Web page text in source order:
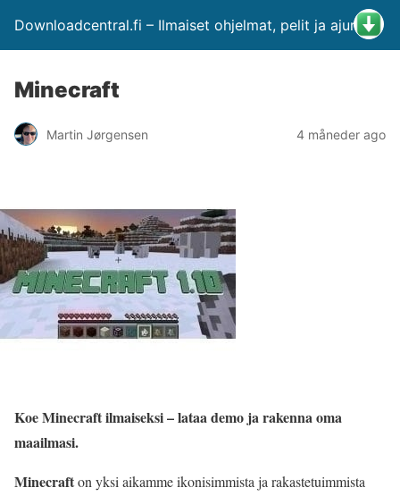
Downloadcentral.fi – Ilmaiset ohjelmat, pelit ja ajurit
Minecraft
Martin Jørgensen 4 måneder ago
Koe Minecraft ilmaiseksi – lataa demo ja rakenna oma
maailmasi.
Minecrafton yksi aikamme ikonisimmista ja rakastetuimmista